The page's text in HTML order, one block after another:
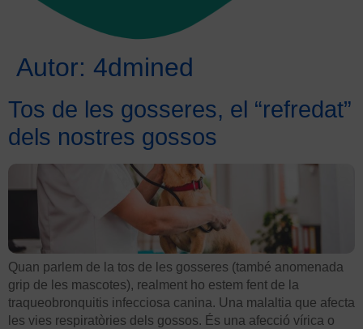
Autor: 4dmined
Tos de les gosseres, el “refredat”
dels nostres gossos
Quan parlem de la tos de les gosseres (també anomenada
grip de les mascotes), realment ho estem fent de la
traqueobronquitis infecciosa canina. Una malaltia que afecta
les vies respiratòries dels gossos. És una afecció vírica o